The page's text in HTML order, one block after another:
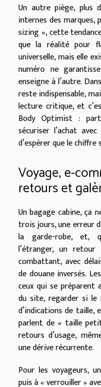
Un autre piège, plus
internes des marques,
sizing », cette
que la réalité pour
universelle, mais elle
numéro ne
enseigne à l’autre.
reste indispensable,
lecture critique, et
Body Optimist :
sécuriser l’achat
d’espérer que le
Voyage, e-
retours et
Un bagage cabine, ça
trois jours, une erreur
la garde-robe, et,
l’étranger, un
combattant, avec
de douane inversés.
ceux qui se préparent
du site, regarder si le
d’indications de taille,
parlent de « taille
retours d’usage,
une dérive récurrente.
Pour les voyageurs,
puis à « verrouiller »